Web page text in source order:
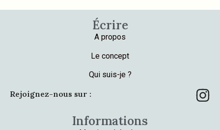
Écrire
A propos
Le concept
Qui suis-je ?
Rejoignez-nous sur :
Informations